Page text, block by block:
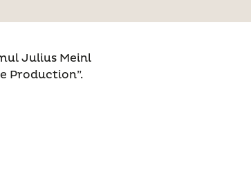
Julius Meinl
Production”.